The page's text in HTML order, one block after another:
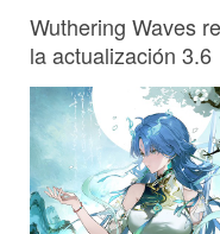
Wuthering Waves
la actualización 3.6